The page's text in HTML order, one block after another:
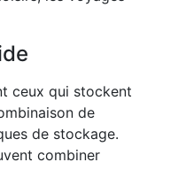
ceux qui stockent
de
de stockage.
combiner